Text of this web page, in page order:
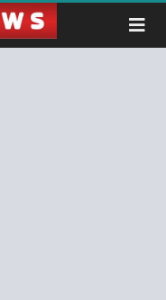
التخطي إلى المحتوى